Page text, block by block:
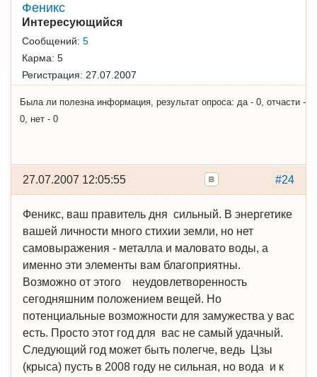
Феникс
Интересующийся
Сообщений: 5
Карма: 5
Регистрация: 27.07.2007
Была ли полезна информация, результат опроса: да - 0, отчасти -
0, нет - 0
#24
27.07.2007 12:05:55
Феникс, ваш правитель дня сильный. В энергетике
вашей личности много стихии земли, но нет
самовыражения - металла и маловато воды, а
именно эти элементы вам благоприятны.
Возможно от этого неудовлетворенность
сегодняшним положением вещей. Но
потенциальные возможности для замужества у вас
есть. Просто этот год для вас не самый удачный.
Следующий год может быть полегче, ведь Цзы
(крыса) пусть в 2008 году не сильная, но вода и к